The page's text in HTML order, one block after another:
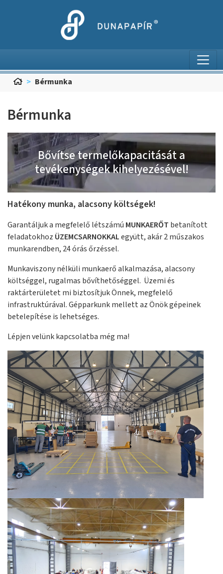
Bérmunka
Bérmunka
Bővítse termelőkapacitását a
tevékenységek kihelyezésével!
Hatékony munka, alacsony költségek!
Garantáljuk a megfelelő létszámú MUNKAERŐT betanított
feladatokhoz ÜZEMCSARNOKKALegyütt, akár 2 műszakos
munkarendben, 24 órás őrzéssel.
Munkaviszony nélküli munkaerő alkalmazása, alacsony
költséggel, rugalmas bővíthetőséggel. Üzemi és
raktárterületet mi biztosítjuk Önnek, megfelelő
infrastruktúrával. Gépparkunk mellett az Önök gépeinek
betelepítése is lehetséges.
Lépjen velünk kapcsolatba még ma!